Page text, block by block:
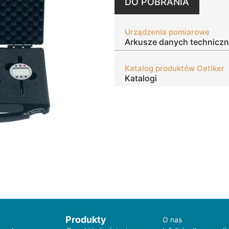
Urządzenia pomiarowe
Arkusze danych
Katalog produktów Oetiker
Katalogi
Produkty
O nas